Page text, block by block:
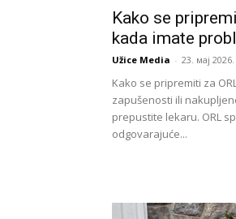
Kako se
kada imate
Užice Media - 23. мај 2026.
Kako se pripremiti za
zapušenosti ili
prepustite lekaru. ORL
odgovarajuće...